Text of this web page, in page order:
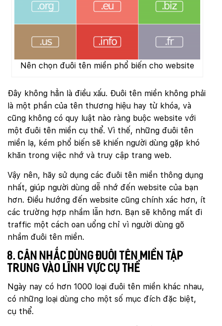
Nên chọn đuôi tên miền phổ biến cho website
Đây không hẳn là điều xấu. Đuôi tên miền không phải
là một phần của tên thương hiệu hay từ khóa, và
cũng không có quy luật nào ràng buộc website với
một đuôi tên miền cụ thể. Vì thế, những đuôi tên
miền lạ, kém phổ biến sẽ khiến người dùng gặp khó
khăn trong việc nhớ và truy cập trang web.
Vậy nên, hãy sử dụng các đuôi tên miền thông dụng
nhất, giúp người dùng dễ nhớ đến website của bạn
hơn. Điều hướng đến website cũng chính xác hơn, ít
các trường hợp nhầm lẫn hơn. Bạn sẽ không mất đi
traffic một cách oan uổng chỉ vì người dùng gõ
nhầm đuôi tên miền.
8. Cân nhắc dùng đuôi tên miền tập
trung vào lĩnh vực cụ thể
Ngày nay có hơn 1000 loại đuôi tên miền khác nhau,
có những loại dùng cho một số mục đích đặc biệt,
cụ thể.